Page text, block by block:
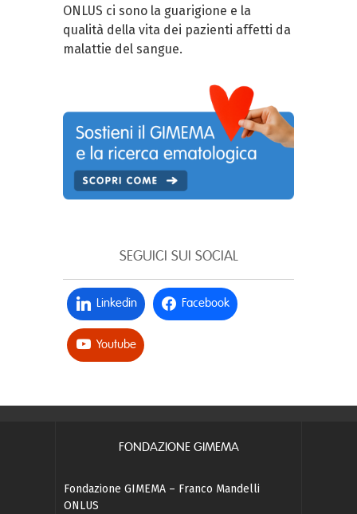
ONLUS ci sono la guarigione e la
qualità della vita dei pazienti affetti da
malattie del sangue.
SEGUICI SUI SOCIAL
Linkedin Facebook
Youtube
FONDAZIONE GIMEMA
Fondazione GIMEMA – Franco Mandelli
ONLUS